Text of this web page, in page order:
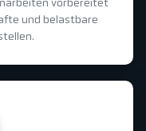
vorbereitet
und belastbare